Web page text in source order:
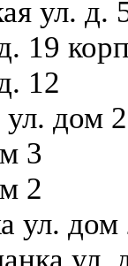
ул. д.
19
12
ул. дом
3
2
ул. дом